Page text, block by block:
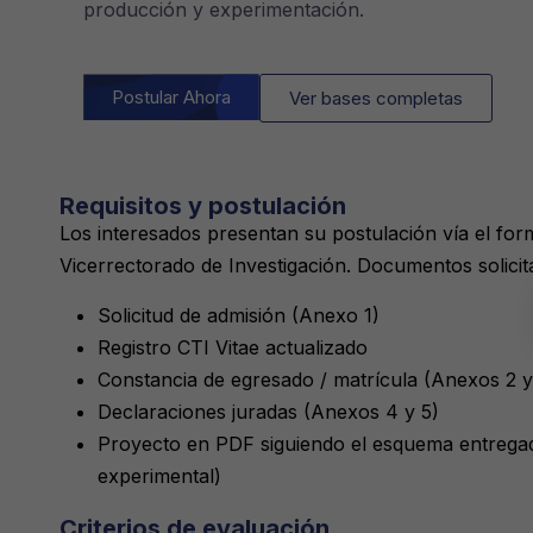
producción y experimentación.
Postular Ahora Ver bases completas
Requisitos y postulación
Los interesados presentan su postulación vía el
Vicerrectorado de Investigación. Documentos
Solicitud de admisión (Anexo 1)
Registro CTI Vitae actualizado
Constancia de egresado / matrícula (Anexos 2
Declaraciones juradas (Anexos 4 y 5)
Proyecto en PDF siguiendo el esquema
experimental)